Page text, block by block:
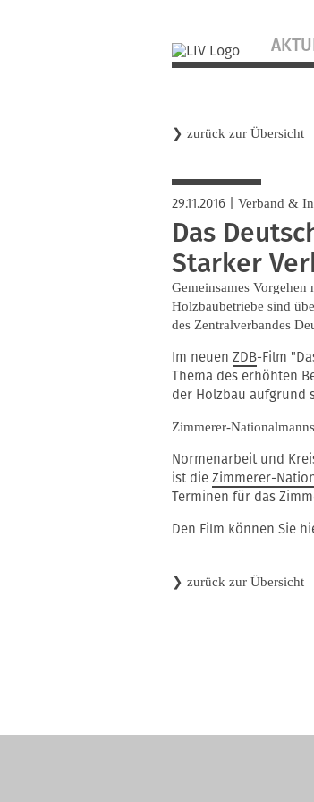
❯ zurück zur Übersicht
29.11.2016| Verband &
Das
Starker
Gemeinsames
Holzbaubetriebe sind
des Zentralverbandes
Im neuen ZDB-Film
Thema des erhöhten
der Holzbau aufgrund
Zimmerer-
Normenarbeit und
ist die Zimmerer-
Terminen für das
Den Film können Sie
❯ zurück zur Übersicht